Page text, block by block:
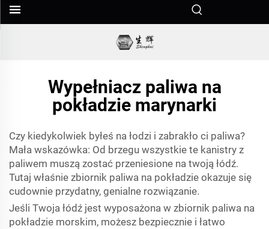
Wypełniacz paliwa na
pokładzie marynarki
Czy kiedykolwiek byłeś na łodzi i zabrakło ci paliwa?
Mała wskazówka: Od brzegu wszystkie te kanistry z
paliwem muszą zostać przeniesione na twoją łódź.
Tutaj właśnie zbiornik paliwa na pokładzie okazuje się
cudownie przydatny, genialne rozwiązanie.
Jeśli Twoja łódź jest wyposażona w zbiornik paliwa na
pokładzie morskim, możesz bezpiecznie i łatwo